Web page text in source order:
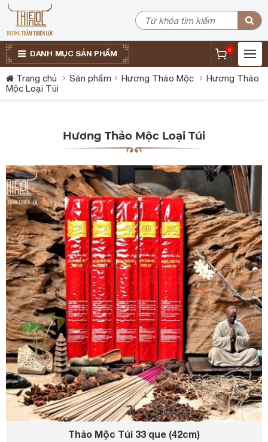
DANH MỤC SẢN PHẨM 0
Trang chủ Sản phẩm Hương Thảo Mộc
Hương Thảo
Mộc Loại Túi
Hương Thảo Mộc Loại Túi
Thảo Mộc Túi 33 que (42cm)